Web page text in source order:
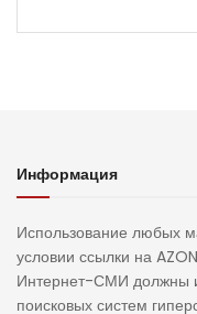
Информация
Использование любых
условии ссылки на
Интернет-СМИ должны
поисковых систем